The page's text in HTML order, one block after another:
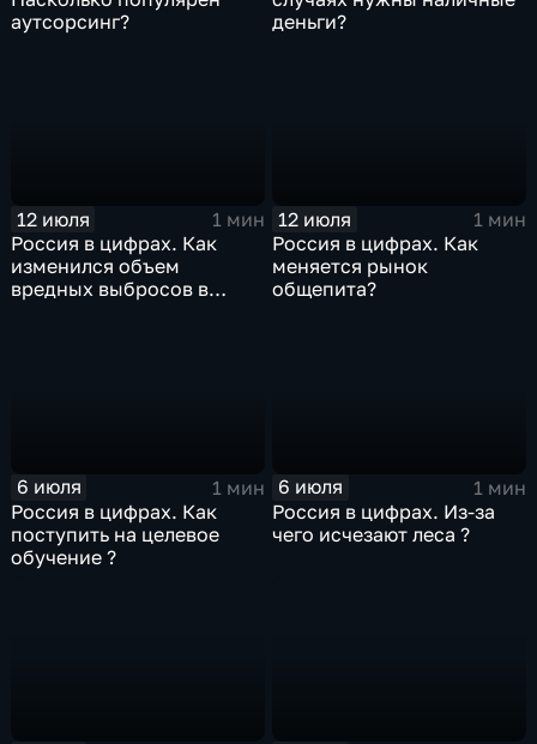
аутсорсинг?
деньги?
12 июля
1 мин
Россия в цифрах. Как
изменился объем
вредных выбросов в
12 июля
1 мин
Россия в цифрах. Как
меняется рынок
общепита?
6 июля
1 мин
Россия в цифрах. Как
поступить на целевое
обучение ?
6 июля
1 мин
Россия в цифрах. Из-за
чего исчезают леса ?